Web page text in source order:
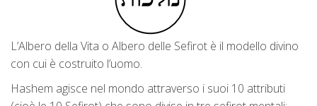
L’Albero della Vita o Albero delle Sefirot è il modello divino
con cui è costruito l’uomo.
Hashem agisce nel mondo attraverso i suoi 10 attributi